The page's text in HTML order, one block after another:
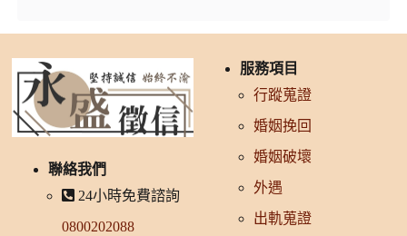
聯絡我們
24小時免費諮詢
0800202088
服務項目
行蹤蒐證
婚姻挽回
婚姻破壞
外遇
出軌蒐證